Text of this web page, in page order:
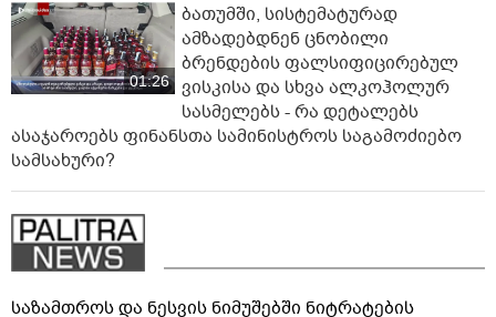
01:26
ბათუმში, სისტემატურად
ამზადებდნენ ცნობილი
ბრენდების ფალსიფიცირებულ
ვისკისა და სხვა ალკოჰოლურ
სასმელებს - რა დეტალებს
ასაჯაროებს ფინანსთა სამინისტროს საგამოძიებო
სამსახური?
საზამთროს და ნესვის ნიმუშებში ნიტრატების